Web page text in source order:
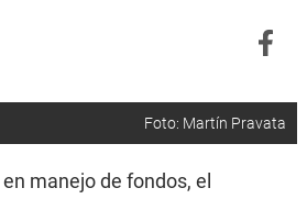
Foto: Martín Pravata
en manejo de fondos, el